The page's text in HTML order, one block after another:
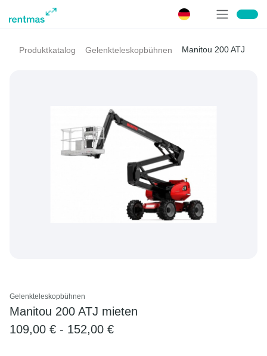
Produktkatalog Gelenkteleskopbühnen Manitou 200 ATJ
Gelenkteleskopbühnen
Manitou 200 ATJ mieten
109,00 € - 152,00 €